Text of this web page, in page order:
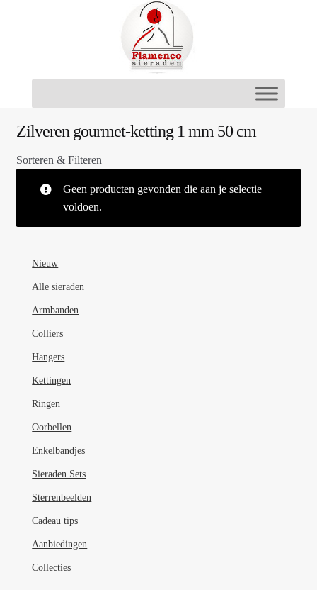
Zilveren gourmet-ketting 1 mm 50 cm
Sorteren & Filteren
Geen producten gevonden die aan je selectie
voldoen.
Nieuw
Alle sieraden
Armbanden
Colliers
Hangers
Kettingen
Ringen
Oorbellen
Enkelbandjes
Sieraden Sets
Sterrenbeelden
Cadeau tips
Aanbiedingen
Collecties